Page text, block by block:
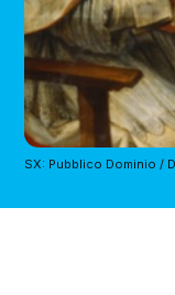
SX: Pubblico Dominio /